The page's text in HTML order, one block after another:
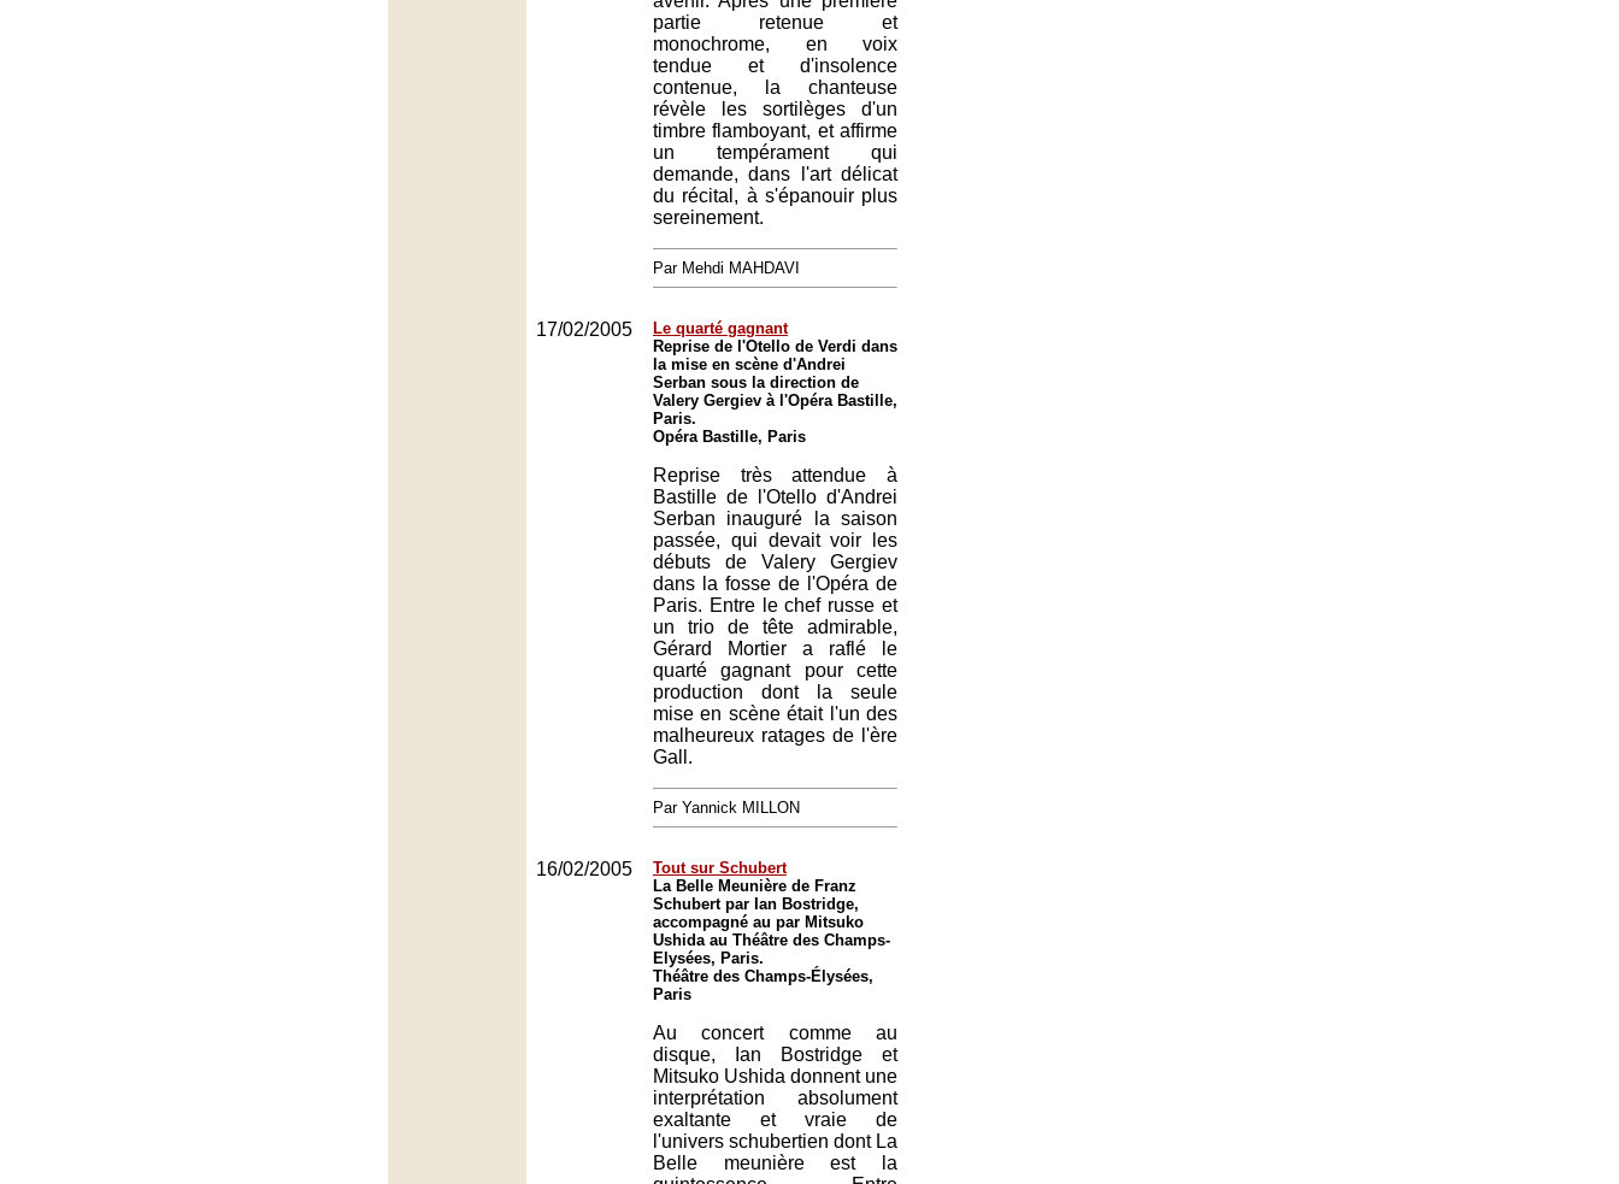
partie retenue et
monochrome, en voix
tendue et d'insolence
contenue, la chanteuse
révèle les sortilèges d'un
timbre flamboyant, et affirme
un tempérament qui
demande, dans l'art délicat
du récital, à s'épanouir plus
sereinement.
Par Mehdi MAHDAVI
17/02/2005
Le quarté gagnant
Reprise de l'Otello de Verdi dans
la mise en scène d'Andrei
Serban sous la direction de
Valery Gergiev à l'Opéra Bastille,
Paris.
Opéra Bastille, Paris
Reprise très attendue à
Bastille de l'Otello d'Andrei
Serban inauguré la saison
passée, qui devait voir les
débuts de Valery Gergiev
dans la fosse de l'Opéra de
Paris. Entre le chef russe et
un trio de tête admirable,
Gérard Mortier a raflé le
quarté gagnant pour cette
production dont la seule
mise en scène était l'un des
malheureux ratages de l'ère
Gall.
Par Yannick MILLON
16/02/2005
Tout sur Schubert
La Belle Meunière de Franz
Schubert par Ian Bostridge,
accompagné au par Mitsuko
Ushida au Théâtre des Champs-
Elysées, Paris.
Théâtre des Champs-Élysées,
Paris
Au concert comme au
disque, Ian Bostridge et
Mitsuko Ushida donnent une
interprétation absolument
exaltante et vraie de
l'univers schubertien dont La
Belle meunière est la